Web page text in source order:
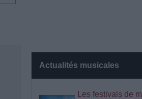
Actualités musicales
Les festivals de